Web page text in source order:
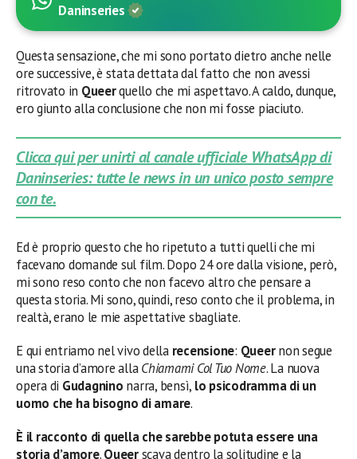
Daninseries
Questa sensazione, che mi sono portato dietro anche nelle
ore successive, è stata dettata dal fatto che non avessi
ritrovato in Queerquello che mi aspettavo. A caldo, dunque,
ero giunto alla conclusione che non mi fosse piaciuto.
Clicca qui per unirti al canale ufficiale WhatsApp di
Daninseries: tutte le news in un unico posto sempre
con te.
Ed è proprio questo che ho ripetuto a tutti quelli che mi
facevano domande sul film. Dopo 24 ore dalla visione, però,
mi sono reso conto che non facevo altro che pensare a
questa storia. Mi sono, quindi, reso conto che il problema, in
realtà, erano le mie aspettative sbagliate.
E qui entriamo nel vivo della recensione: Queernon segue
una storia d’amore allaChiamami Col Tuo Nome. La nuova
opera di Gudagnino narra, bensì, lo psicodramma di un
uomo che ha bisogno di amare.
È il racconto di quella che sarebbe potuta essere una
storia d’amore.Queerscava dentro la solitudine e la